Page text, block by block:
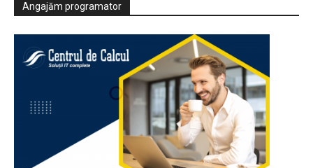
Angajăm programator